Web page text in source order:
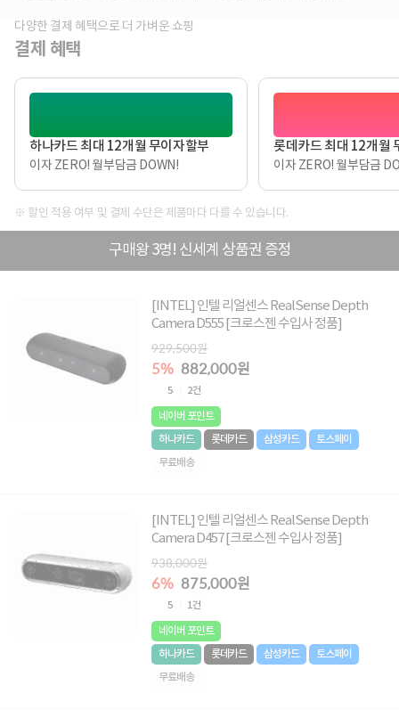
다양한 결제 혜택으로 더 가벼운 쇼핑
결제 혜택
하나카드 최대 12개월 무이자할부
이자 ZERO! 월부담금 DOWN!
롯데카드 최대 12개월
이자 ZERO! 월부담금
※ 할인 적용 여부 및 결제 수단은 제품마다 다를 수 있습니다.
구매왕 3명! 신세계 상품권 증정
[INTEL] 인텔 리얼센스 RealSense Depth
Camera D555 [크로스젠 수입사 정품]
929,500원
5% 882,000원
5 2건
네이버 포인트
하나카드
롯데카드 삼성카드
토스페이
무료배송
[INTEL] 인텔 리얼센스 RealSense Depth
Camera D457 [크로스젠 수입사 정품]
938,000원
6% 875,000원
5 1건
네이버 포인트
하나카드
롯데카드 삼성카드
토스페이
무료배송